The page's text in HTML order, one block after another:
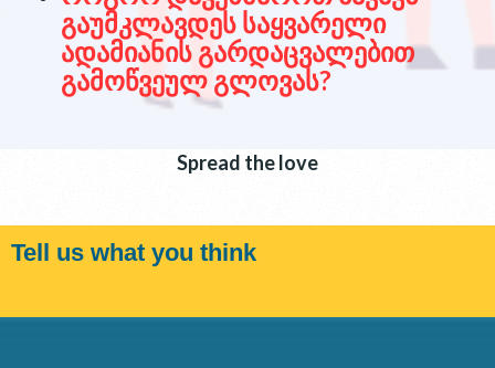
გაუმკლავდეს საყვარელი
ადამიანის გარდაცვალებით
გამოწვეულ გლოვას?
Spread the love
Tell us what you think